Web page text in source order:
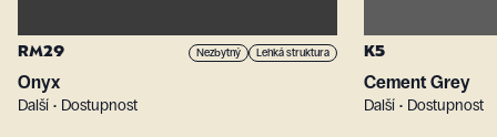
RM29 Nezbytný Lehká struktura
Onyx
Další • Dostupnost
K5
Cement Grey
Další • Dostupnost